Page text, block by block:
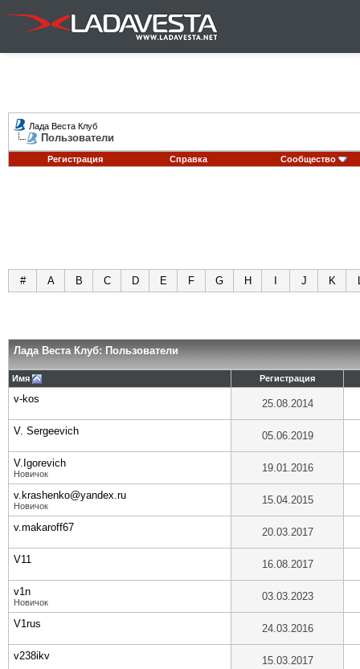
Лада Веста Клуб
Пользователи
Регистрация Справка Сообщество
# A B C D E F G H J K
Лада Веста Клуб: Пользователи
Имя Регистрация
v-kos 25.08.2014
V. Sergeevich 05.06.2019
V.Igorevich
Новичок 19.01.2016
v.krashenko@yandex.ru
Новичок 15.04.2015
v.makaroff67 20.03.2017
V11 16.08.2017
v1n
Новичок 03.03.2023
V1rus 24.03.2016
v238ikv 15.03.2017